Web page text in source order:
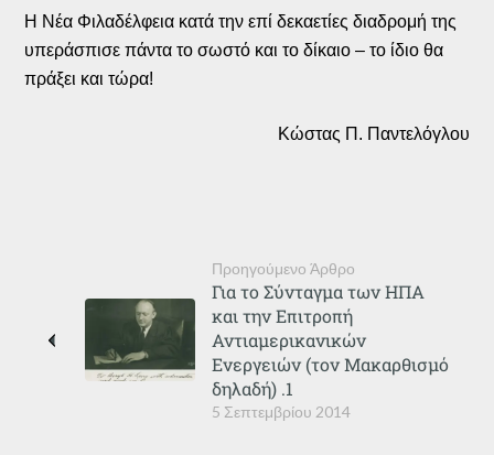
Η Νέα Φιλαδέλφεια κατά την επί δεκαετίες διαδρομή της
υπεράσπισε πάντα το σωστό και το δίκαιο – το ίδιο θα
πράξει και τώρα!
Κώστας Π. Παντελόγλου
Προηγούμενο Άρθρο
5 Σεπτεμβρίου 2014
Για το Σύνταγμα των ΗΠΑ
και την Επιτροπή
Αντιαμερικανικών
Ενεργειών (τον Μακαρθισμό
δηλαδή) .1